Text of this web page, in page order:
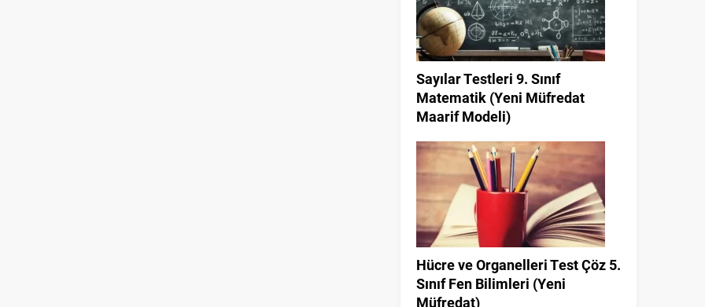
Sayılar Testleri 9. Sınıf
Matematik (Yeni Müfredat
Maarif Modeli)
Hücre ve Organelleri Test Çöz 5.
Sınıf Fen Bilimleri (Yeni
Müfredat)